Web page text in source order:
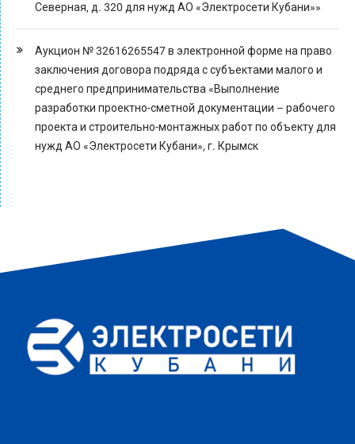
Северная, д. 320 для нужд АО «Электросети Кубани»»
Аукцион № 32616265547 в электронной форме на право
заключения договора подряда с субъектами малого и
среднего предпринимательства «Выполнение
разработки проектно-сметной документации – рабочего
проекта и строительно-монтажных работ по объекту для
нужд АО «Электросети Кубани», г. Крымск